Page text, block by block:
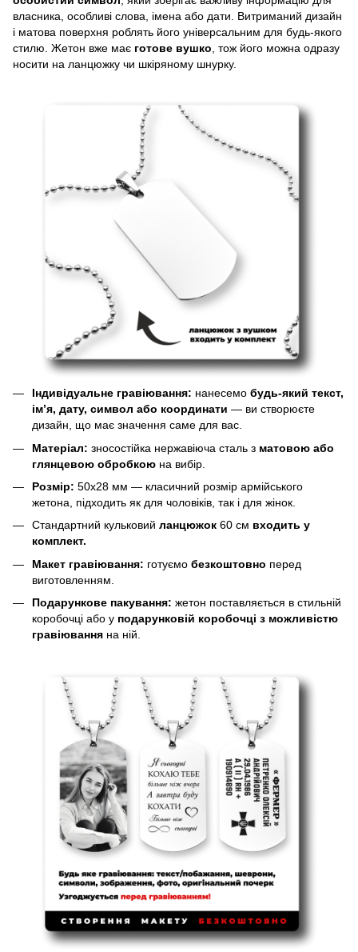
власника, особливі слова, імена або дати. Витриманий дизайн
і матова поверхня роблять його універсальним для будь-якого
стилю. Жетон вже має готове вушко, тож його можна одразу
носити на ланцюжку чи шкіряному шнурку.
Індивідуальне гравіювання: нанесемо будь-який текст,
ім’я, дату, символ або координати — ви створюєте
дизайн, що має значення саме для вас.
Матеріал: зносостійка нержавіюча сталь з матовою або
глянцевою обробкою на вибір.
Розмір: 50х28 мм — класичний розмір армійського
жетона, підходить як для чоловіків, так і для жінок.
Стандартний кульковий ланцюжок 60 см входить у
комплект.
Макет гравіювання: готуємо безкоштовно перед
виготовленням.
Подарункове пакування: жетон поставляється в стильній
коробочці або у подарунковій коробочці з можливістю
гравіювання на ній.